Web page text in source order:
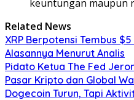
keuntungan maupun
Related News
XRP Berpotensi Tembus
Alasannya Menurut Analis
Pidato Ketua The Fed
Pasar Kripto dan Global
Dogecoin Turun, Tapi